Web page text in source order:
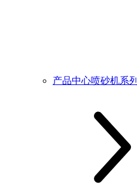
产品中心喷砂机系列